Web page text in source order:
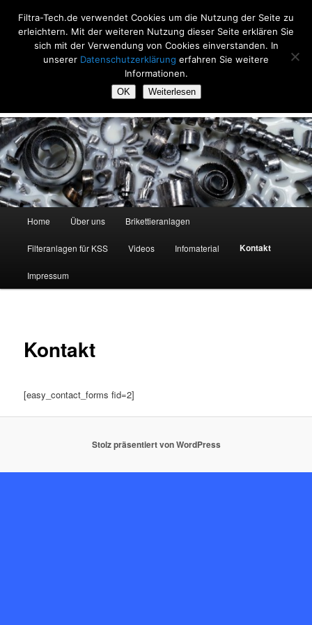
primären
Inhalt
Filtra-Tech
Filtrieren und Brikettieren, seit 20 Jahren
Home Über uns Brikettieranlagen
Filteranlagen für KSS Videos Infomaterial Kontakt
Impressum
Kontakt
[easy_contact_forms fid=2]
Stolz präsentiert von WordPress
Filtra-Tech.de verwendet Cookies um die Nutzung der Seite zu
erleichtern. Mit der weiteren Nutzung dieser Seite erklären Sie
sich mit der Verwendung von Cookies einverstanden. In
unserer Datenschutzerklärung erfahren Sie weitere
Informationen.
OK Weiterlesen